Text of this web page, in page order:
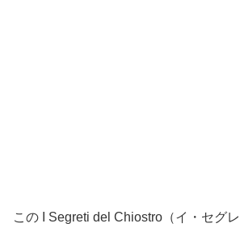
この I Segreti del Chiostro（イ・セグ